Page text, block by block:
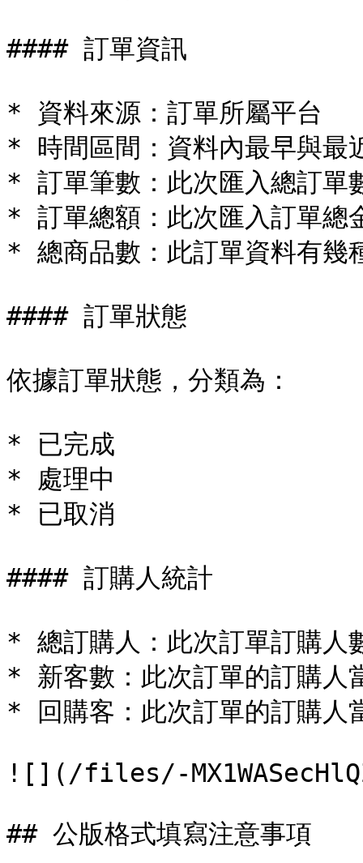
#### 訂單資訊
* 資料來源：訂單所屬平台
* 時間區間：資料內最早與最
* 訂單筆數：此次匯入總訂單
* 訂單總額：此次匯入訂單
* 總商品數：此訂單資料有幾
#### 訂單狀態
依據訂單狀態，分類為：
* 已完成
* 處理中
* 已取消
#### 訂購人統計
* 總訂購人：此次訂單訂購人
* 新客數：此次訂單的訂購人
* 回購客：此次訂單的訂購人
![](/files/-
## 公版格式填寫注意事項